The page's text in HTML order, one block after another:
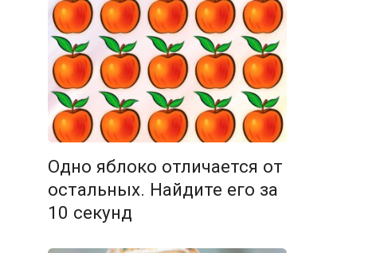
Одно яблоко отличается от
остальных. Найдите его за
10 секунд